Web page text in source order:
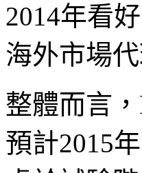
2014年看
海外市場
整體而言
預計2015